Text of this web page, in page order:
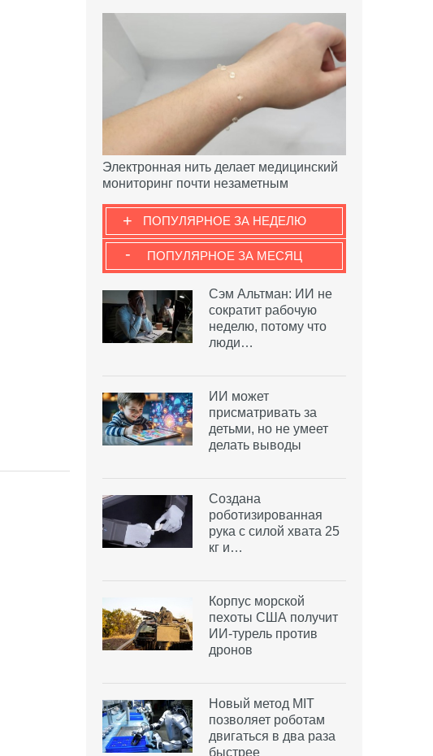
Электронная нить делает медицинский
мониторинг почти незаметным
ПОПУЛЯРНОЕ ЗА НЕДЕЛЮ
+
ПОПУЛЯРНОЕ ЗА МЕСЯЦ
-
Сэм Альтман: ИИ не
сократит рабочую
неделю, потому что
люди…
ИИ может
присматривать за
детьми, но не умеет
делать выводы
Создана
роботизированная
рука с силой хвата 25
кг и…
Корпус морской
пехоты США получит
ИИ-турель против
дронов
Новый метод MIT
позволяет роботам
двигаться в два раза
быстрее